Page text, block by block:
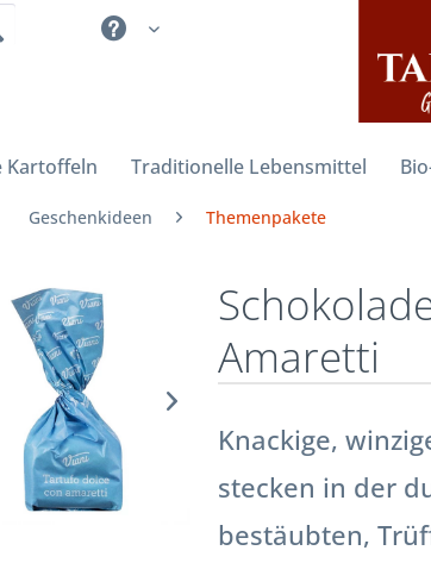
Kartoffeln Traditionelle Lebensmittel
Geschenkideen Themenpakete
Amaretti
Knackige,
stecken in der
bestäubten,